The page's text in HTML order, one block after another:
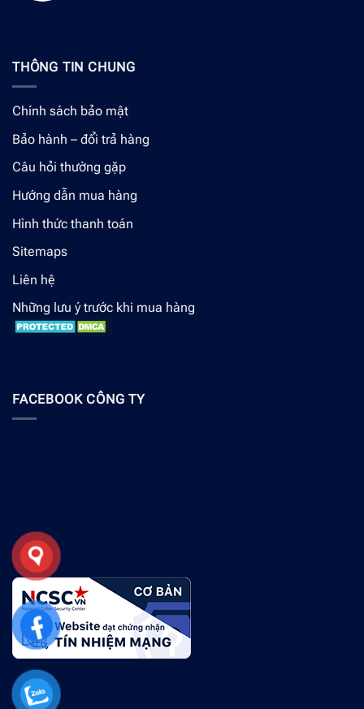
THÔNG TIN CHUNG
Chính sách bảo mật
Bảo hành – đổi trả hàng
Câu hỏi thường gặp
Hướng dẫn mua hàng
Hình thức thanh toán
Sitemaps
Liên hệ
Những lưu ý trước khi mua hàng
FACEBOOK CÔNG TY